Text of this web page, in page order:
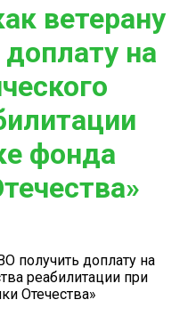
ветерану
на
фонда
получить доплату на
реабилитации при
Отечества»